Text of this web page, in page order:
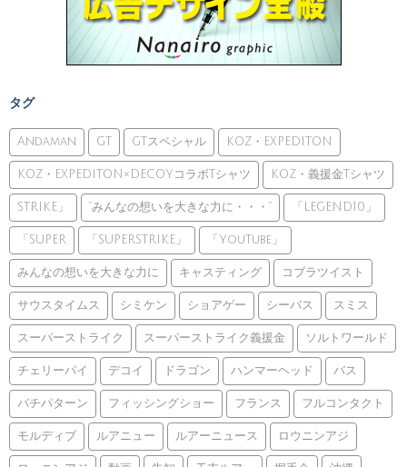
タグ
Andaman GT GTスペシャル KOZ・EXPEDITON
KOZ・EXPEDITON×DECOYコラボTシャツ KOZ・義援金Tシャツ
STRIKE」 ”みんなの想いを大きな力に・・・” 「LEGEND10」
「SUPER 「SUPERSTRIKE」 「YouTube」
みんなの想いを大きな力に キャスティング コブラツイスト
サウスタイムス シミケン ショアゲー シーバス スミス
スーパーストライク スーパーストライク義援金 ソルトワールド
チェリーパイ デコイ ドラゴン ハンマーヘッド バス
バチパターン フィッシングショー フランス フルコンタクト
モルディブ ルアニュー ルアーニュース ロウニンアジ